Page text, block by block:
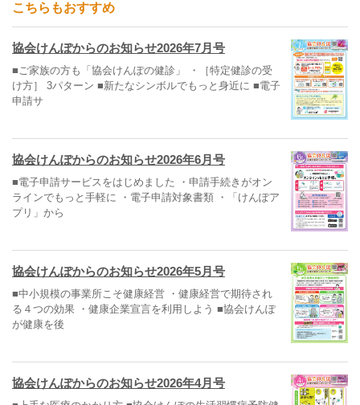
こちらもおすすめ
協会けんぽからのお知らせ2026年7月号
■ご家族の方も「協会けんぽの健診」 ・［特定健診の受
け方］ 3パターン ■新たなシンボルでもっと身近に ■電子
申請サ
協会けんぽからのお知らせ2026年6月号
■電子申請サービスをはじめました ・申請手続きがオン
ラインでもっと手軽に ・電子申請対象書類 ・「けんぽア
プリ」から
協会けんぽからのお知らせ2026年5月号
■中小規模の事業所こそ健康経営 ・健康経営で期待され
る４つの効果 ・健康企業宣言を利用しよう ■協会けんぽ
が健康を後
協会けんぽからのお知らせ2026年4月号